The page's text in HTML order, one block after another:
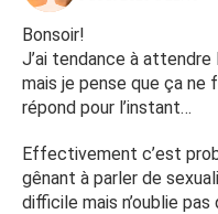
Bonsoir!
J’ai tendance à
mais je pense que ça ne
répond pour l’instant…
Effectivement c’est
gênant à parler de
difficile mais n’oublie